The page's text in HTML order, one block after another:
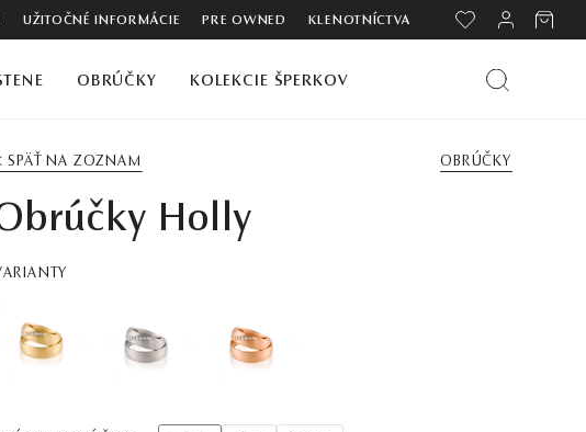
UŽITOČNÉ INFORMÁCIE PRE OWNED KLENOTNÍCTVA
OBRÚČKY KOLEKCIE ŠPERKOV
SPÄŤ NA ZOZNAM OBRÚČKY
Holly